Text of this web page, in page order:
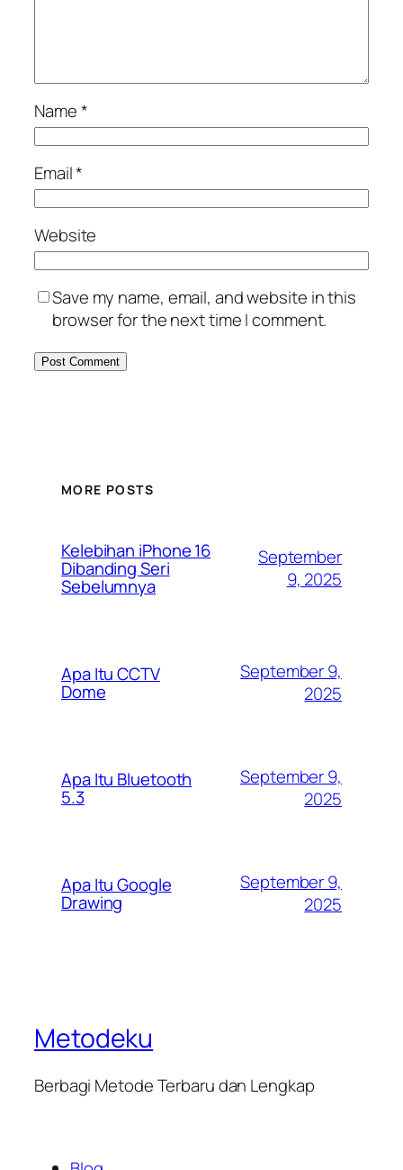
Name*
Email*
Website
Save my name, email, and website in this
browser for the next time I comment.
MORE POSTS
Kelebihan iPhone 16
Dibanding Seri
Sebelumnya
September
9, 2025
Apa Itu CCTV
Dome
September 9,
2025
Apa Itu Bluetooth
5.3
September 9,
2025
Apa Itu Google
Drawing
September 9,
2025
Metodeku
Berbagi Metode Terbaru dan Lengkap